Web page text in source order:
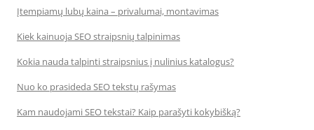
Įtempiamų lubų kaina – privalumai, montavimas
Kiek kainuoja SEO straipsnių talpinimas
Kokia nauda talpinti straipsnius į nulinius katalogus?
Nuo ko prasideda SEO tekstų rašymas
Kam naudojami SEO tekstai? Kaip parašyti kokybišką?